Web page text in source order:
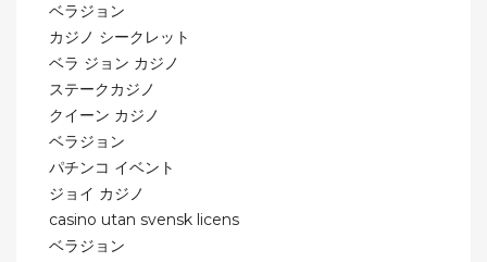
ベラジョン
カジノ シークレット
ベラ ジョン カジノ
ステークカジノ
クイーン カジノ
ベラジョン
パチンコ イベント
ジョイ カジノ
casino utan svensk licens
ベラジョン